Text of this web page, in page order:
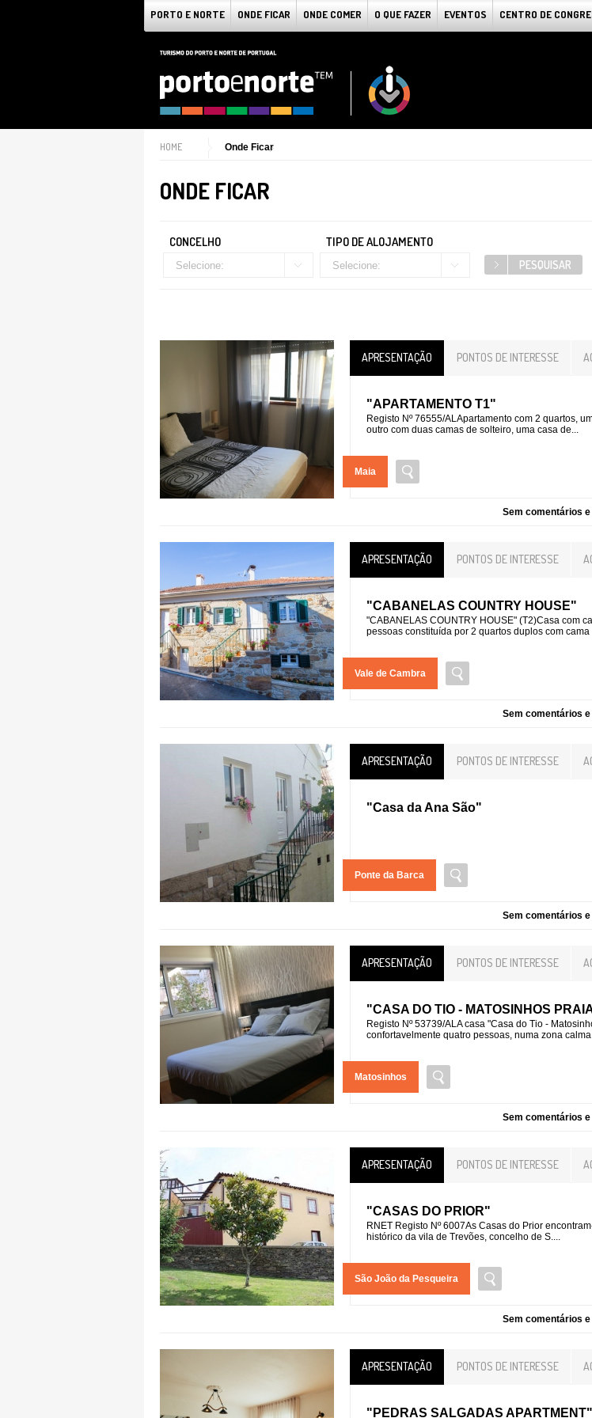
PORTO E NORTE ONDE FICAR ONDE COMER O QUE FAZER EVENTOS CENTRO DE
HOME Onde Ficar
ONDE FICAR
CONCELHO
Selecione:
TIPO DE ALOJAMENTO
Selecione:
APRESENTAÇÃO PONTOS DE INTERESSE
"APARTAMENTO T1"
Registo Nº 76555/ALApartamento com 2 quartos,
outro com duas camas de solteiro, uma casa de...
Maia
Sem comentários
APRESENTAÇÃO PONTOS DE INTERESSE
"CABANELAS COUNTRY HOUSE"
"CABANELAS COUNTRY HOUSE" (T2)Casa com
pessoas constituída por 2 quartos duplos com cama
Vale de Cambra
Sem comentários
APRESENTAÇÃO PONTOS DE INTERESSE
"Casa da Ana São"
Ponte da Barca
Sem comentários
APRESENTAÇÃO PONTOS DE INTERESSE
"CASA DO TIO - MATOSINHOS
Registo Nº 53739/ALA casa "Casa do Tio -
confortavelmente quatro pessoas, numa zona
Matosinhos
Sem comentários
APRESENTAÇÃO PONTOS DE INTERESSE
"CASAS DO PRIOR"
RNET Registo Nº 6007As Casas do Prior
histórico da vila de Trevões, concelho de S....
São João da Pesqueira
Sem comentários
APRESENTAÇÃO PONTOS DE INTERESSE
"PEDRAS SALGADAS APARTMENT"